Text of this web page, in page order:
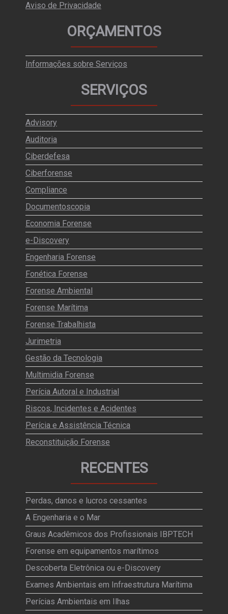
Aviso de Privacidade
ORÇAMENTOS
Informações sobre Serviços
SERVIÇOS
Advisory
Auditoria
Ciberdefesa
Ciberforense
Compliance
Documentoscopia
Economia Forense
e-Discovery
Engenharia Forense
Fonética Forense
Forense Ambiental
Forense Marítima
Forense Trabalhista
Jurimetria
Gestão da Tecnologia
Multimidia Forense
Perícia Autoral e Industrial
Riscos, Incidentes e Acidentes
Perícia e Assistência Técnica
Reconstituição Forense
RECENTES
Perdas, danos e lucros cessantes
A Engenharia e o Mar
Graus Acadêmicos dos Profissionais IBPTECH
Forense em equipamentos marítimos
Descoberta Eletrônica ou e-Discovery
Exames Ambientais em Infraestrutura Marítima
Perícias Ambientais em Ilhas